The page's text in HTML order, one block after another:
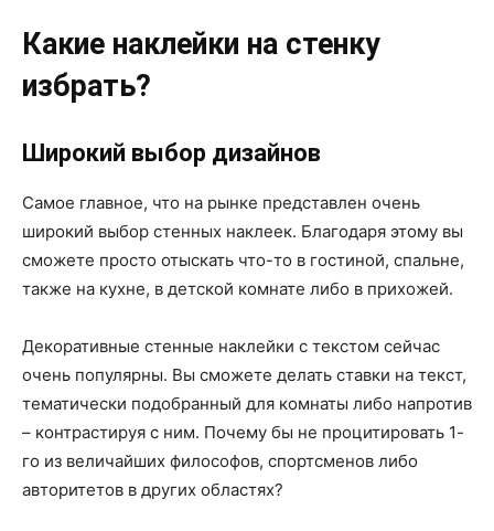
Какие наклейки на стенку
избрать?
Широкий выбор дизайнов
Самое главное, что на рынке представлен очень
широкий выбор стенных наклеек. Благодаря этому вы
сможете просто отыскать что-то в гостиной, спальне,
также на кухне, в детской комнате либо в прихожей.
Декоративные стенные наклейки с текстом сейчас
очень популярны. Вы сможете делать ставки на текст,
тематически подобранный для комнаты либо напротив
– контрастируя с ним. Почему бы не процитировать 1-
го из величайших философов, спортсменов либо
авторитетов в других областях?